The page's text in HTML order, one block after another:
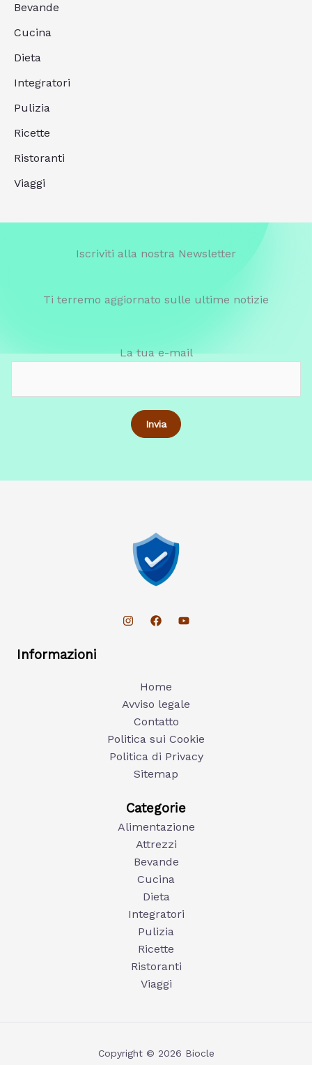
Bevande
Cucina
Dieta
Integratori
Pulizia
Ricette
Ristoranti
Viaggi
Iscriviti alla nostra Newsletter
Ti terremo aggiornato sulle ultime notizie
La tua e-mail
Informazioni
Home
Avviso legale
Contatto
Politica sui Cookie
Politica di Privacy
Sitemap
Categorie
Alimentazione
Attrezzi
Bevande
Cucina
Dieta
Integratori
Pulizia
Ricette
Ristoranti
Viaggi
Copyright © 2026 Biocle